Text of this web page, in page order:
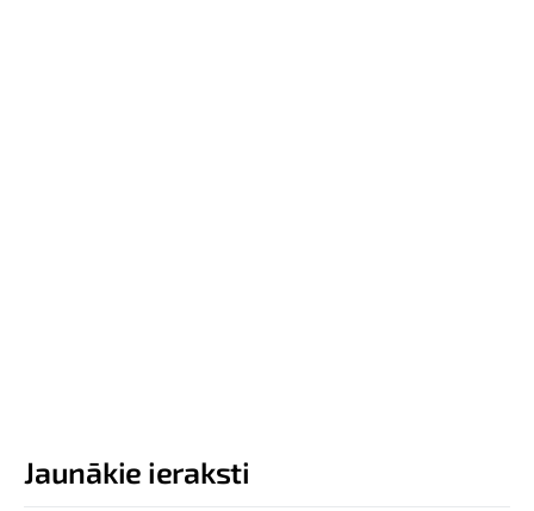
Jaunākie ieraksti